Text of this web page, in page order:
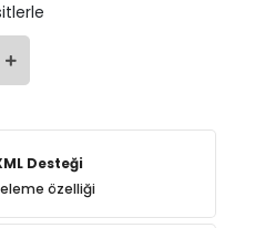
Desteği
özelliği